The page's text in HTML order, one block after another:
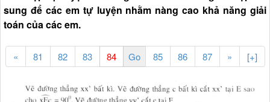
sung để các em tự luyện nhằm nàng cao khả năng giải
toán của các em.
« 81 82 83 85 86 87 » [+]